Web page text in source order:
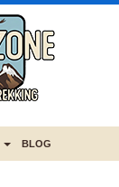
BLOG